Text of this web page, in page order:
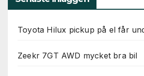
Toyota Hilux pickup på el får
Zeekr 7GT AWD mycket bra bil